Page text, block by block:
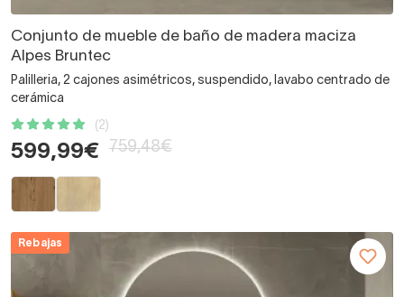
Conjunto de mueble de baño de madera maciza
Alpes Bruntec
Palilleria, 2 cajones asimétricos, suspendido, lavabo centrado de
cerámica
(2)
599,99€ 759,48€
Rebajas